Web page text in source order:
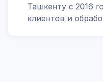
Ташкенту с 2016
клиентов и